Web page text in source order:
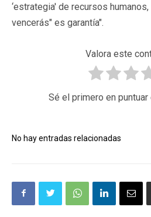
‘estrategia' de recursos
vencerás" es garantía".
Valora este
Sé el primero en
No hay entradas relacionadas